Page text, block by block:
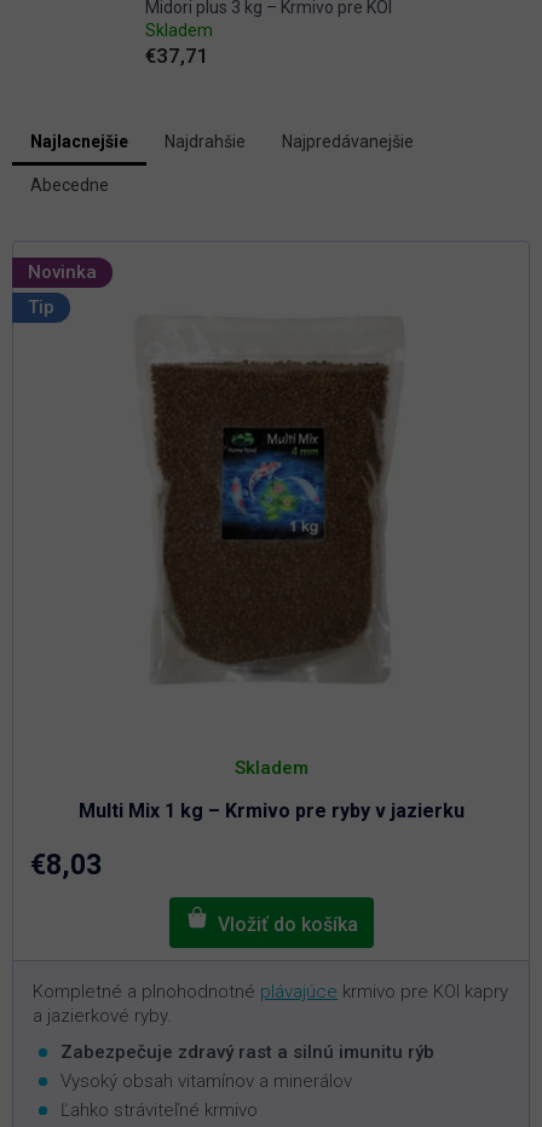
Midori plus 3 kg – Krmivo pre KOI
Skladem
€37,71
i
Najlacnejšie Najdrahšie Najpredávanejšie
Abecedne
ý
p
r
o
Novinka
Tip
Multi Mix 1 kg – Krmivo pre ryby v jazierku
Skladem
€8,03
Kompletné a plnohodnotné plávajúce krmivo pre KOI kapry
a jazierkové ryby.
Zabezpečuje zdravý rast a silnú imunitu rýb
Vysoký obsah vitamínov a minerálov
Ľahko stráviteľné krmivo